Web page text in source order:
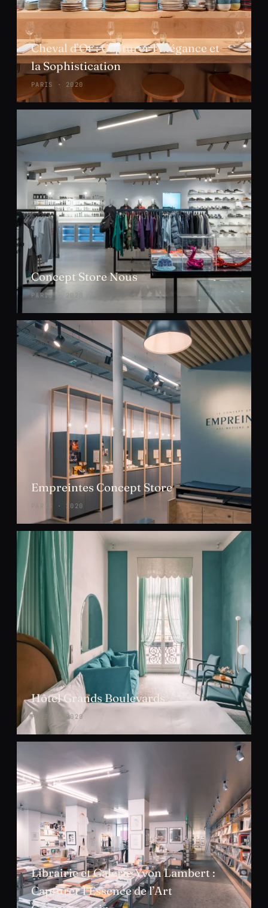
Cheval d’Or : Capturer l’Élégance et
la Sophistication
PARIS · 2020
Concept Store Nous
PARIS · 2020
Empreintes Concept Store
PARIS · 2020
Hôtel Grands Boulevards
PARIS · 2020
Librairie et Galerie Yvon Lambert :
Capturer l’Essence de l’Art